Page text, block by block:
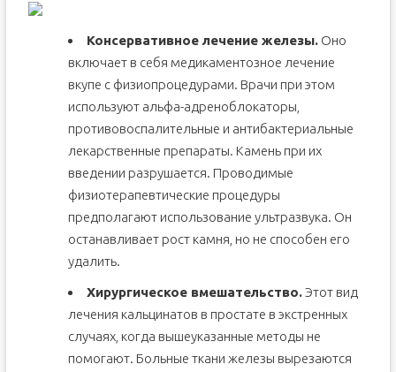
Консервативное лечение железы.Оно
включает в себя медикаментозное лечение
вкупе с физиопроцедурами. Врачи при этом
используют альфа-адреноблокаторы,
противовоспалительные и антибактериальные
лекарственные препараты. Камень при их
введении разрушается. Проводимые
физиотерапевтические процедуры
предполагают использование ультразвука. Он
останавливает рост камня, но не способен его
удалить.
Хирургическое вмешательство.Этот вид
лечения кальцинатов в простате в экстренных
случаях, когда вышеуказанные методы не
помогают. Больные ткани железы вырезаются